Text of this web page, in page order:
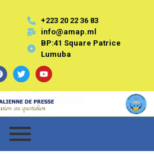
+223 20 22 36 83
info@amap.ml
BP:41 Square Patrice
Lumuba